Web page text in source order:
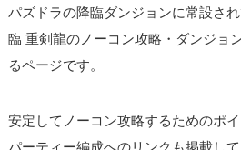
パズドラの降臨ダンジョンに常設さ
臨 重剣龍のノーコン攻略・ダンジョ
るページです。
安定してノーコン攻略するためのポ
パーティー編成へのリンクも掲載し